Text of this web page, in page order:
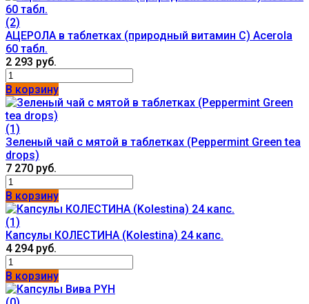
(2)
АЦЕРОЛА в таблетках (природный витамин С) Acerola
60 табл.
2 293 руб.
В корзину
(1)
Зеленый чай с мятой в таблетках (Peppermint Green tea
drops)
7 270 руб.
В корзину
(1)
Капсулы КОЛЕСТИНА (Kolestina) 24 капс.
4 294 руб.
В корзину